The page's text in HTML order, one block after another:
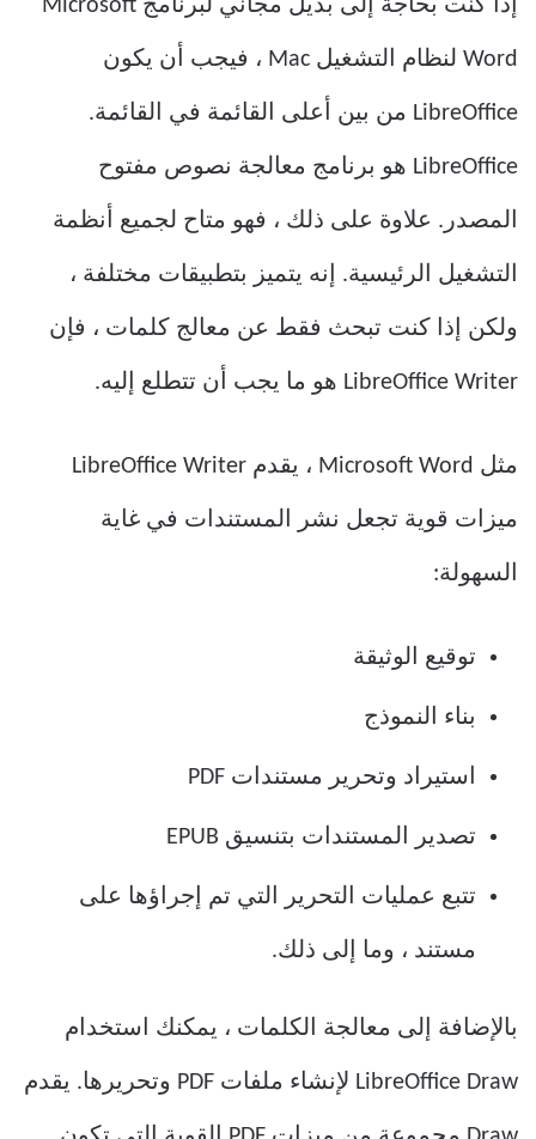
إذا كنت بحاجة إلى بديل مجاني لبرنامج Microsoft
Word لنظام التشغيل Mac ، فيجب أن يكون
LibreOffice من بين أعلى القائمة في القائمة.
LibreOffice هو برنامج معالجة نصوص مفتوح
المصدر. علاوة على ذلك ، فهو متاح لجميع أنظمة
التشغيل الرئيسية. إنه يتميز بتطبيقات مختلفة ،
ولكن إذا كنت تبحث فقط عن معالج كلمات ، فإن
LibreOffice Writer هو ما يجب أن تتطلع إليه.
مثل Microsoft Word ، يقدم LibreOffice Writer
ميزات قوية تجعل نشر المستندات في غاية
السهولة:
توقيع الوثيقة
بناء النموذج
استيراد وتحرير مستندات PDF
تصدير المستندات بتنسيق EPUB
تتبع عمليات التحرير التي تم إجراؤها على
مستند ، وما إلى ذلك.
بالإضافة إلى معالجة الكلمات ، يمكنك استخدام
LibreOffice Draw لإنشاء ملفات PDF وتحريرها. يقدم